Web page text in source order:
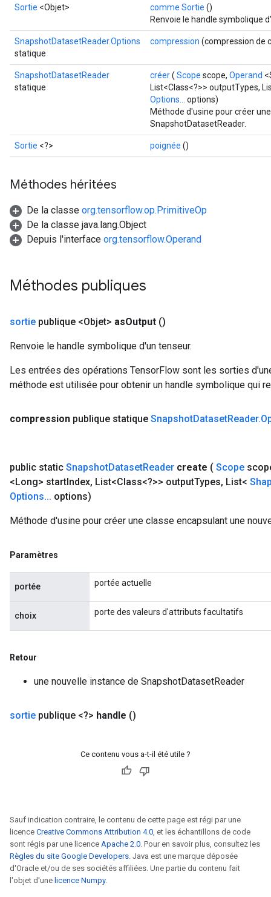
Sortie <Objet> comme Sortie ()
Renvoie le handle symbolique
SnapshotDatasetReader.Options
statique
compression (compression de
SnapshotDatasetReader
statique
créer( Scope scope, Operand
List<Class<?>> outputTypes,
Options...
options)
Méthode d'usine pour créer
SnapshotDatasetReader.
Sortie <?> poignée ()
Méthodes héritées
De la classe org.tensorflow.op.PrimitiveOp
De la classe java.lang.Object
Depuis l'interface org.tensorflow.Operand
Méthodes publiques
sortie publique <Objet> asOutput ()
Renvoie le handle symbolique d'un tenseur.
Les entrées des opérations TensorFlow sont les sorties
méthode est utilisée pour obtenir un handle symbolique qui
compression publique statique SnapshotDatasetReader.
public static SnapshotDatasetReader create ( Scope
<Long> startIndex, List<Class<?>> outputTypes, List<
Options... options)
Méthode d'usine pour créer une classe encapsulant une
Paramètres
portée portée actuelle
choix porte des valeurs d'attributs facultatifs
Retour
une nouvelle instance de SnapshotDatasetReader
sortie publique <?> handle ()
Ce contenu vous a-t-il été utile ?
Sauf indication contraire, le contenu de cette page est régi par une
licence Creative Commons Attribution 4.0, et les échantillons de code
sont régis par une licence Apache 2.0. Pour en savoir plus, consultez les
Règles du site Google Developers. Java est une marque déposée
d'Oracle et/ou de ses sociétés affiliées. Une partie du contenu fait
l'objet d'une licence Numpy.